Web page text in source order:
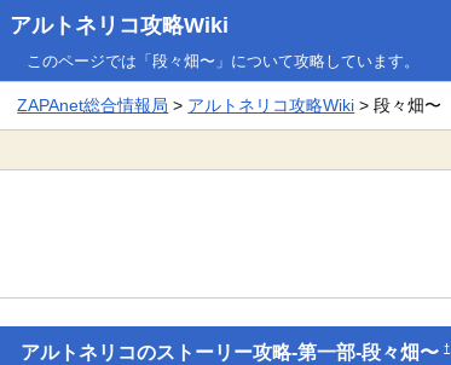
アルトネリコ攻略Wiki
このページでは「段々畑〜」について攻略しています。
ZAPAnet総合情報局 > アルトネリコ攻略Wiki > 段々畑〜
アルトネリコのストーリー攻略-第一部-段々畑〜†